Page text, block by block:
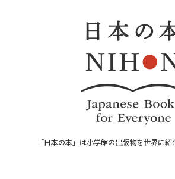
「日本の本」は小学館の出版物を世界に